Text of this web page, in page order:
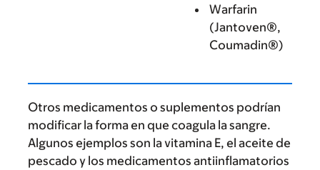
Warfarin
(Jantoven®,
Coumadin®)
Otros medicamentos o suplementos podrían
modificar la forma en que coagula la sangre.
Algunos ejemplos son la vitamina E, el aceite de
pescado y los medicamentos antiinflamatorios